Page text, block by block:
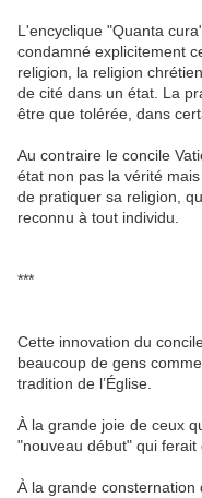
L'encyclique "Quanta
condamné explicitement
religion, la religion
de cité dans un état. La
être que tolérée, dans
Au contraire le concile
état non pas la vérité
de pratiquer sa religion,
reconnu à tout individu.
***
Cette innovation du
beaucoup de gens
tradition de l’Église.
À la grande joie de ceux
"nouveau début" qui ferait
À la grande